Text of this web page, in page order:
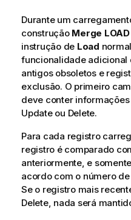
Durante um
construção Merge LOAD
instrução de Load
funcionalidade adicional
antigos obsoletos e
exclusão. O primeiro
deve conter
Updateou Delete.
Para cada registro
registro é comparado
anteriormente, e
acordo com o número
Se o registro mais
Delete, nada será